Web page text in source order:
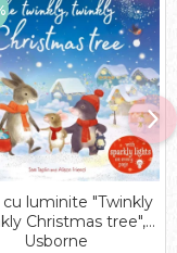
cu luminite "Twinkly
Christmas tree",
Usborne